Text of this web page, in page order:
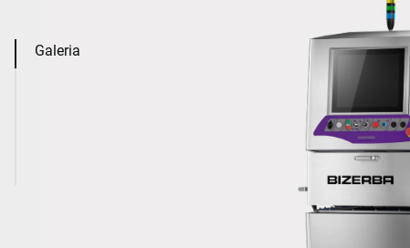
Galeria